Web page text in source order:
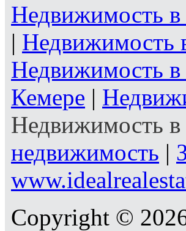
Недвижимость
| Недвижимость
Недвижимость
Кемере |
Недвижимость в
недвижимость |
Copyright ©